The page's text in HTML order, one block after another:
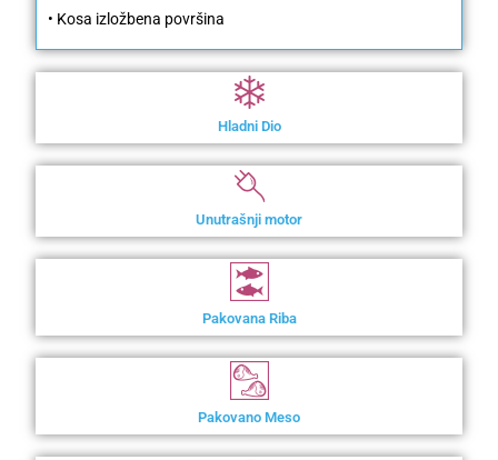
• Kosa izložbena površina
Hladni Dio
Unutrašnji motor
Pakovana Riba
Pakovano Meso